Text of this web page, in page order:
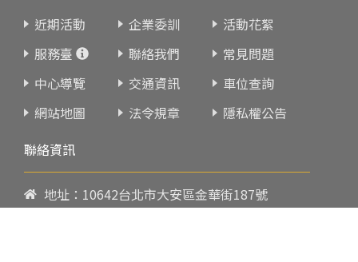
近期活動 企業委訓
活動花絮
服務臺
聯絡我們
常見問題
中心導覽
交通資訊
車位查詢
網站地圖
法令規章
隱私權公告
聯絡資訊
地址：10642台北市大安區金華街187號